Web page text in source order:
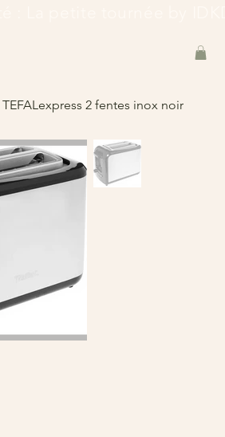
2 fentes inox noir